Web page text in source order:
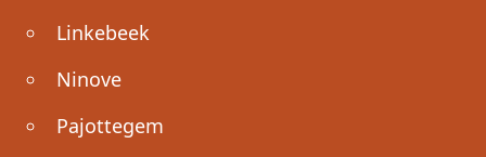
Linkebeek
Ninove
Pajottegem